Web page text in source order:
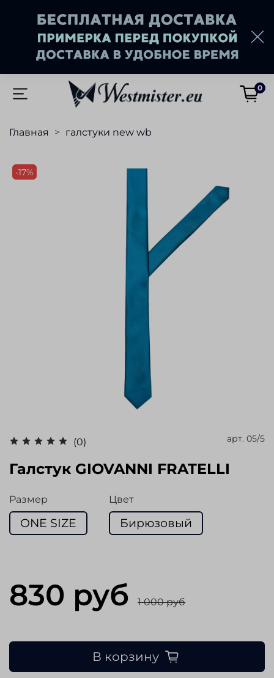
0
Главная галстуки new wb
-17%
(0) арт. 05/5
Галстук GIOVANNI FRATELLI
Размер
ONE SIZE
Цвет
Бирюзовый
830 руб 1 000 руб
В корзину